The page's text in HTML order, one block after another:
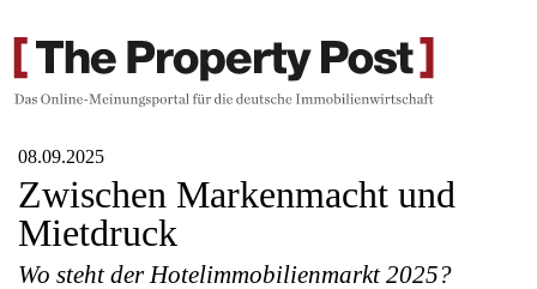
08.09.2025
Zwischen Markenmacht und
Mietdruck
Wo steht der Hotelimmobilienmarkt 2025?